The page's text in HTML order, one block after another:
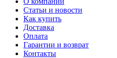
Статьи и новости
Как купить
Доставка
Оплата
Гарантии и возврат
Контакты